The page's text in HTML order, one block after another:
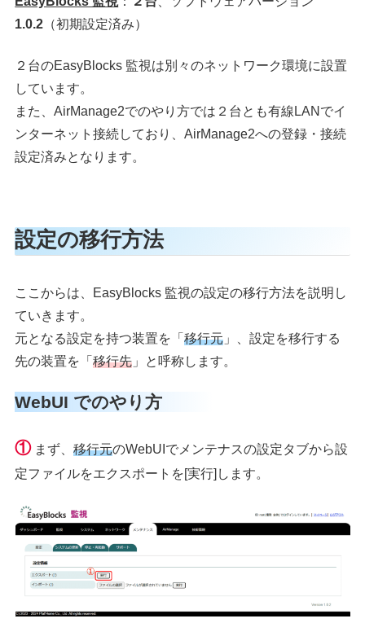
1.0.2 （初期設定済み）
２台のEasyBlocks 監視は別々のネットワーク環境に設置
しています。
また、AirManage2でのやり方では２台とも有線LANでイ
ンターネット接続しており、AirManage2への登録・接続
設定済みとなります。
設定の移行方法
ここからは、EasyBlocks 監視の設定の移行方法を説明し
ていきます。
元となる設定を持つ装置を「移行元 」、設定を移行する
先の装置を「移行先 」と呼称します。
WebUI でのやり方
①まず、移行元のWebUIでメンテナスの設定タブから設
定ファイルをエクスポートを[実行]します。